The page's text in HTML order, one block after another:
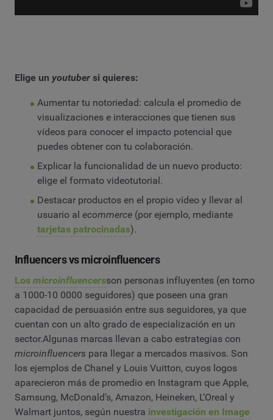
Elige un youtuber si quieres:
Aumentar tu notoriedad: calcula el promedio de
visualizaciones e interacciones que tienen sus
vídeos para conocer el impacto potencial que
puedes obtener con tu colaboración.
Explicar la funcionalidad de un nuevo producto:
elige el formato videotutorial.
Destacar productos en el propio vídeo y llevar al
usuario al ecommerce(por ejemplo, mediante
tarjetas patrocinadas).
Influencers vs microinfluencers
Los microinfluencersson personas influyentes (en torno
a 1000-10 0000 seguidores) que poseen una gran
capacidad de persuasión entre sus seguidores, ya que
cuentan con un alto grado de especialización en un
sector.Algunas marcas llevan a cabo estrategias con
microinfluencers para llegar a mercados masivos. Son
los ejemplos de Chanel y Louis Vuitton, cuyos logos
aparecieron más de promedio en Instagram que Apple,
Samsung, McDonald’s, Amazon, Heineken, L’Oreal y
Walmart juntos, según nuestra investigación en Image